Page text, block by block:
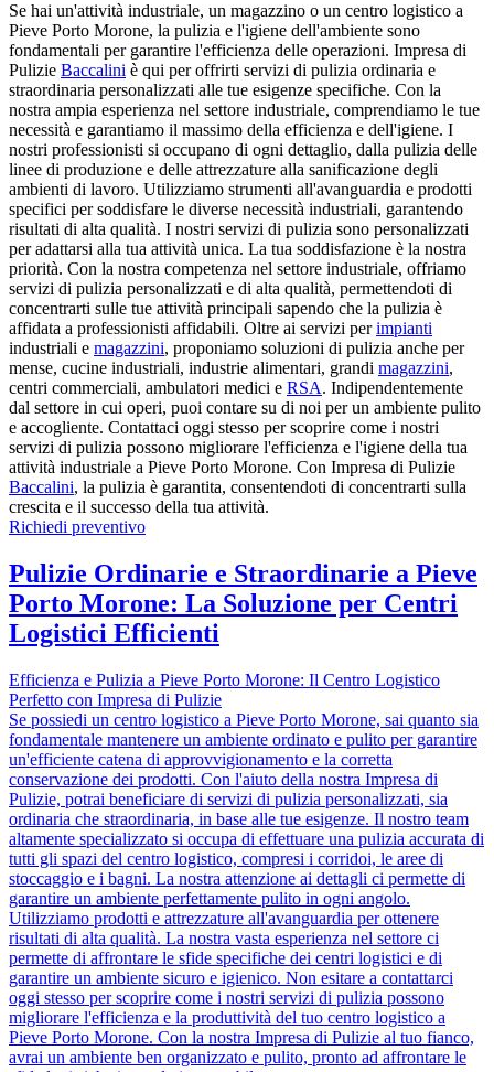
Se hai un'attività industriale, un magazzino o un centro logistico a
Pieve Porto Morone, la pulizia e l'igiene dell'ambiente sono
fondamentali per garantire l'efficienza delle operazioni. Impresa di
Pulizie Baccalini è qui per offrirti servizi di pulizia ordinaria e
straordinaria personalizzati alle tue esigenze specifiche. Con la
nostra ampia esperienza nel settore industriale, comprendiamo le tue
necessità e garantiamo il massimo della efficienza e dell'igiene. I
nostri professionisti si occupano di ogni dettaglio, dalla pulizia delle
linee di produzione e delle attrezzature alla sanificazione degli
ambienti di lavoro. Utilizziamo strumenti all'avanguardia e prodotti
specifici per soddisfare le diverse necessità industriali, garantendo
risultati di alta qualità. I nostri servizi di pulizia sono personalizzati
per adattarsi alla tua attività unica. La tua soddisfazione è la nostra
priorità. Con la nostra competenza nel settore industriale, offriamo
servizi di pulizia personalizzati e di alta qualità, permettendoti di
concentrarti sulle tue attività principali sapendo che la pulizia è
affidata a professionisti affidabili. Oltre ai servizi perimpianti
industriali e magazzini, proponiamo soluzioni di pulizia anche per
mense, cucine industriali, industrie alimentari, grandi magazzini,
centri commerciali, ambulatori medici e RSA. Indipendentemente
dal settore in cui operi, puoi contare su di noi per un ambiente pulito
e accogliente. Contattaci oggi stesso per scoprire come i nostri
servizi di pulizia possono migliorare l'efficienza e l'igiene della tua
attività industriale a Pieve Porto Morone. Con Impresa di Pulizie
Baccalini, la pulizia è garantita, consentendoti di concentrarti sulla
crescita e il successo della tua attività.
Richiedi preventivo
Pulizie Ordinarie e Straordinarie a Pieve
Porto Morone: La Soluzione per Centri
Logistici Efficienti
Efficienza e Pulizia a Pieve Porto Morone: Il Centro Logistico
Perfetto con Impresa di Pulizie
Se possiedi un centro logistico a Pieve Porto Morone, sai quanto sia
fondamentale mantenere un ambiente ordinato e pulito per garantire
un'efficiente catena di approvvigionamento e la corretta
conservazione dei prodotti. Con l'aiuto della nostra Impresa di
Pulizie, potrai beneficiare di servizi di pulizia personalizzati, sia
ordinaria che straordinaria, in base alle tue esigenze. Il nostro team
altamente specializzato si occupa di effettuare una pulizia accurata di
tutti gli spazi del centro logistico, compresi i corridoi, le aree di
stoccaggio e i bagni. La nostra attenzione ai dettagli ci permette di
garantire un ambiente perfettamente pulito in ogni angolo.
Utilizziamo prodotti e attrezzature all'avanguardia per ottenere
risultati di alta qualità. La nostra vasta esperienza nel settore ci
permette di affrontare le sfide specifiche dei centri logistici e di
garantire un ambiente sicuro e igienico. Non esitare a contattarci
oggi stesso per scoprire come i nostri servizi di pulizia possono
migliorare l'efficienza e la produttività del tuo centro logistico a
Pieve Porto Morone. Con la nostra Impresa di Pulizie al tuo fianco,
avrai un ambiente ben organizzato e pulito, pronto ad affrontare le